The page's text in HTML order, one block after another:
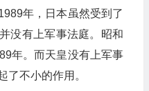
年，日本虽然受到了
没有上军事法庭。昭和
年。而天皇没有上军事
了不小的作用。